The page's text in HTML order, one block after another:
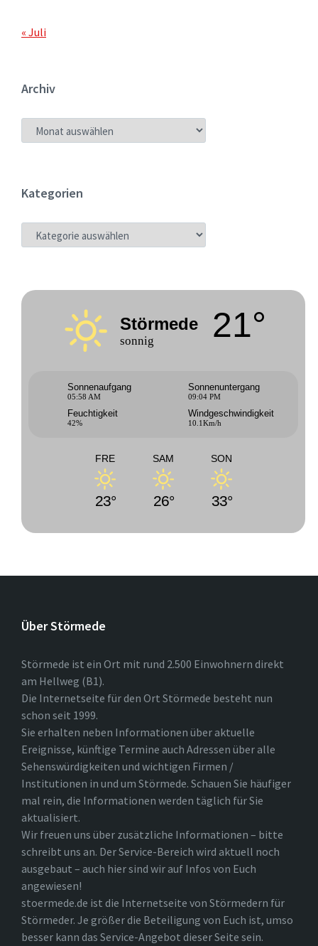
« Juli
Archiv
ARCHIV
Kategorien
KATEGORIEN
Störmede
sonnig 21°
Sonnenaufgang
05:58 AM
Sonnenuntergang
09:04 PM
Feuchtigkeit
42%
Windgeschwindigkeit
10.1Km/h
FRE
23°
SAM
26°
SON
33°
Über Störmede
Störmede ist ein Ort mit rund 2.500 Einwohnern direkt
am Hellweg (B1).
Die Internetseite für den Ort Störmede besteht nun
schon seit 1999.
Sie erhalten neben Informationen über aktuelle
Ereignisse, künftige Termine auch Adressen über alle
Sehenswürdigkeiten und wichtigen Firmen /
Institutionen in und um Störmede. Schauen Sie häufiger
mal rein, die Informationen werden täglich für Sie
aktualisiert.
Wir freuen uns über zusätzliche Informationen – bitte
schreibt uns an. Der Service-Bereich wird aktuell noch
ausgebaut – auch hier sind wir auf Infos von Euch
angewiesen!
stoermede.de ist die Internetseite von Störmedern für
Störmeder. Je größer die Beteiligung von Euch ist, umso
besser kann das Service-Angebot dieser Seite sein.